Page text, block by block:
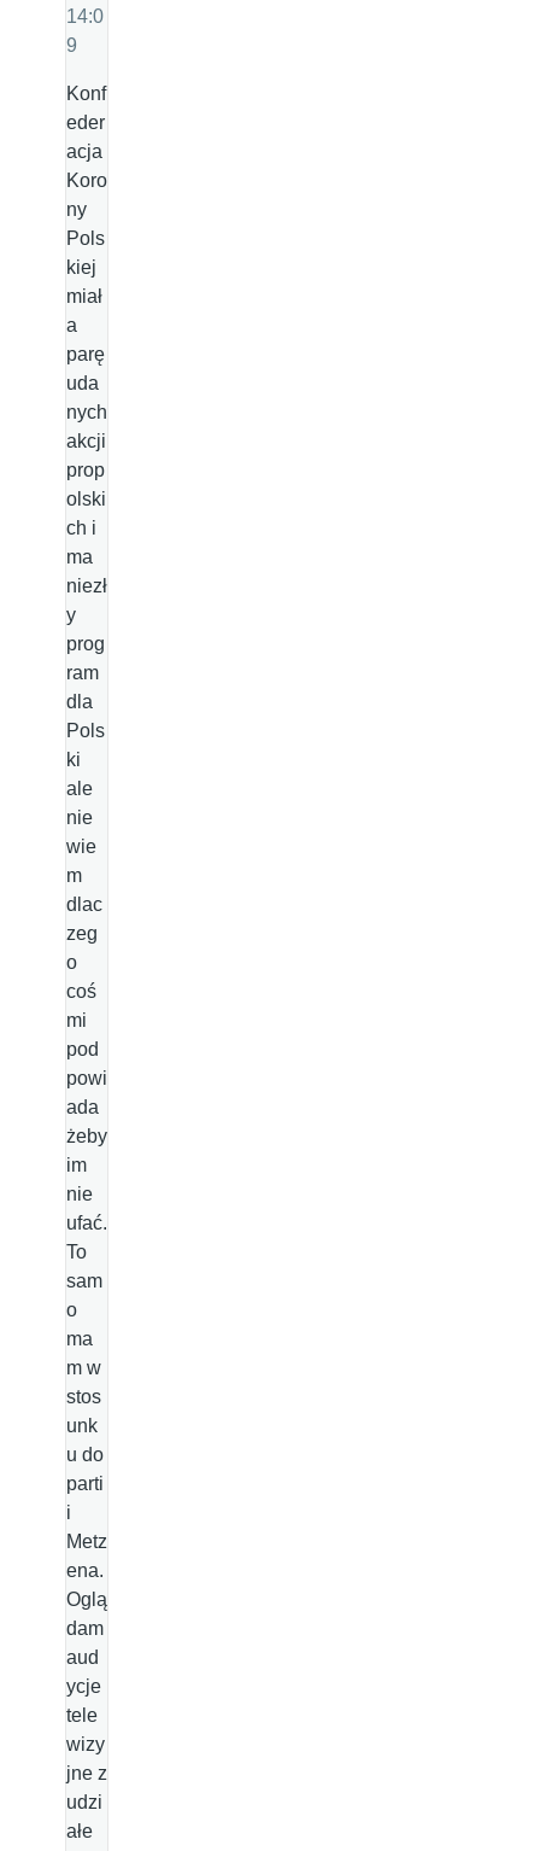
14:0
9
Konf
eder
acja
Koro
ny
Pols
kiej
miał
a
parę
uda
nych
akcji
prop
olski
ch i
ma
niezł
y
prog
ram
dla
Pols
ki
ale
nie
wie
m
dlac
zeg
o
coś
mi
pod
powi
ada
żeby
im
nie
ufać.
To
sam
o
ma
m w
stos
unk
u do
parti
i
Metz
ena.
Oglą
dam
aud
ycje
tele
wizy
jne z
udzi
ałe